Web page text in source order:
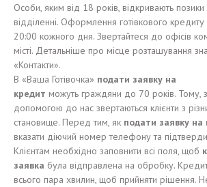
Особи, яким від 18 років, відкривають позики
відділенні. Оформлення готівкового
20:00 кожного дня. Звертайтеся до офісів
місті. Детальніше про місце розташування
«Контакти».
В «Ваша Готівочка» подати заявку на
кредит можуть граждяни до 70 років. Тому,
допомогою до нас звертаються клієнти з
становище. Перед тим, як подати заявку на
вказати діючий номер телефону та
Клієнтам необхідно заповнити всі поля, щоб
заявка була відправлена на обробку.
всього пара хвилин, щоб прийняти рішення.